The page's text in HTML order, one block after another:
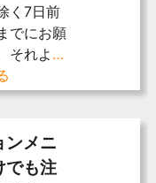
く7日前
でにお願
それよ …
ンメニ
でも注